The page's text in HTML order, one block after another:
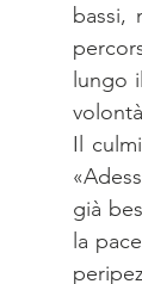
bassi,
lungo
Il
già
la